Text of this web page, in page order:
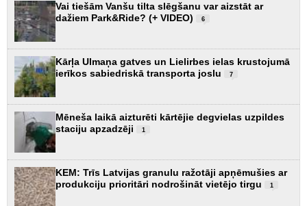
Vai tiešām Vanšu tilta slēgšanu var aizstāt ar
dažiem Park&Ride? (+ VIDEO)
6
Kārļa Ulmaņa gatves un Lielirbes ielas krustojumā
ierīkos sabiedriskā transporta joslu
7
Mēneša laikā aizturēti kārtējie degvielas uzpildes
staciju apzadzēji
1
KEM: Trīs Latvijas granulu ražotāji apņēmušies ar
produkciju prioritāri nodrošināt vietējo tirgu
1